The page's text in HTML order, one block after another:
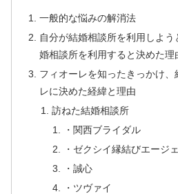
一般的な悩みの解消法
自分が結婚相談所を利用しよ
婚相談所を利用すると決めた理
フィオーレを知ったきっかけ
レに決めた経緯と理由
訪ねた結婚相談所
・関西ブライダル
・ゼクシイ縁結びエージ
・誠心
・ツヴァイ